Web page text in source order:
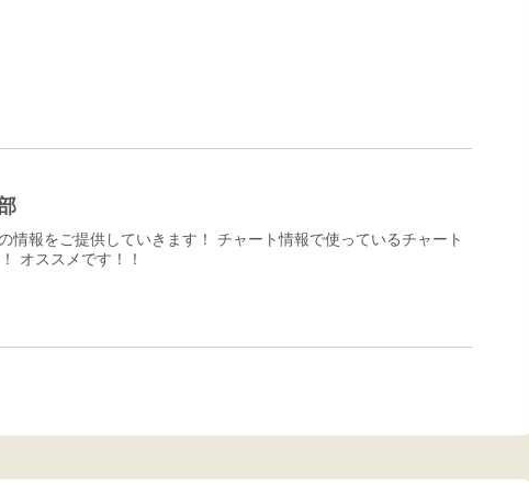
情報をご提供していきます！ チャート情報で使っているチャート
オススメです！！